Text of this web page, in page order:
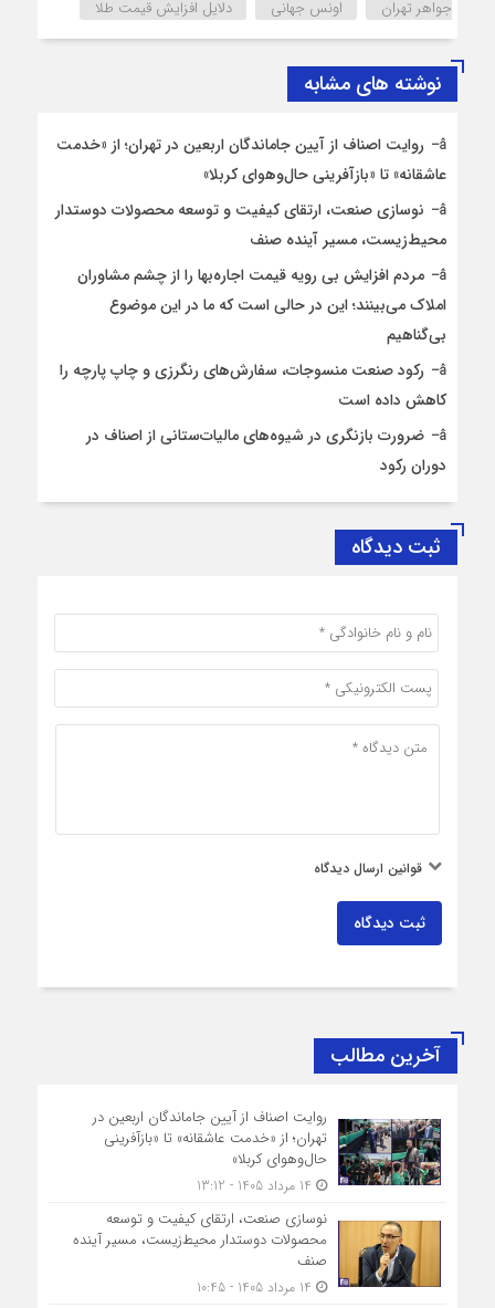
جواهر تهران اونس جهانی دلایل افزایش قیمت طلا
نوشته های مشابه
روایت اصناف از آیین جاماندگان اربعین در تهران؛ از «خدمت
عاشقانه» تا «بازآفرینی حال‌وهوای کربلا»
نوسازی صنعت، ارتقای کیفیت و توسعه محصولات دوستدار
محیط‌زیست، مسیر آینده صنف
مردم افزایش بی رویه قیمت اجاره‌بها را از چشم مشاوران
املاک می‌بینند؛ این در حالی است که ما در این موضوع
بی‌گناهیم
رکود صنعت منسوجات، سفارش‌های رنگرزی و چاپ پارچه را
کاهش داده است
ضرورت بازنگری در شیوه‌های مالیات‌ستانی از اصناف در
دوران رکود
ثبت دیدگاه
قوانین ارسال دیدگاه
ثبت دیدگاه
آخرین مطالب
روایت اصناف از آیین جاماندگان اربعین در
تهران؛ از «خدمت عاشقانه» تا «بازآفرینی
حال‌وهوای کربلا»
نوسازی صنعت، ارتقای کیفیت و توسعه
محصولات دوستدار محیط‌زیست، مسیر آینده
صنف